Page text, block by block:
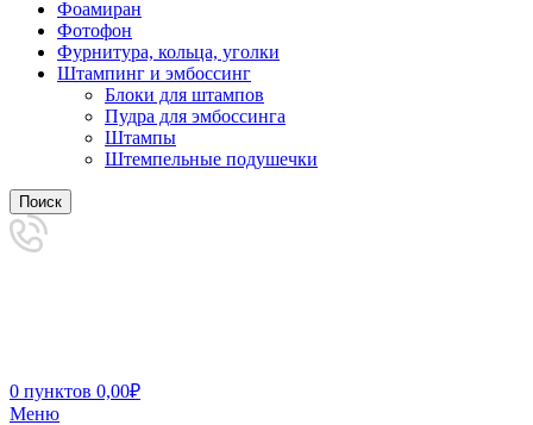
Фоамиран
Фотофон
Фурнитура, кольца, уголки
Штампинг и эмбоссинг
Блоки для штампов
Пудра для эмбоссинга
Штампы
Штемпельные подушечки
Поиск
0 пунктов 0,00₽
Меню